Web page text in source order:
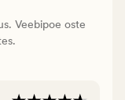
Veebipoe oste